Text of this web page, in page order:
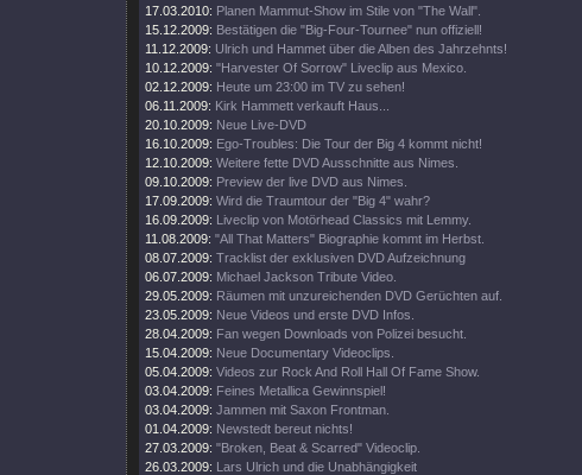
17.03.2010: Planen Mammut-Show im Stile von "The Wall".
15.12.2009: Bestätigen die "Big-Four-Tournee" nun offiziell!
11.12.2009: Ulrich und Hammet über die Alben des Jahrzehnts!
10.12.2009: "Harvester Of Sorrow" Liveclip aus Mexico.
02.12.2009: Heute um 23:00 im TV zu sehen!
06.11.2009: Kirk Hammett verkauft Haus...
20.10.2009: Neue Live-DVD
16.10.2009: Ego-Troubles: Die Tour der Big 4 kommt nicht!
12.10.2009: Weitere fette DVD Ausschnitte aus Nimes.
09.10.2009: Preview der live DVD aus Nimes.
17.09.2009: Wird die Traumtour der "Big 4" wahr?
16.09.2009: Liveclip von Motörhead Classics mit Lemmy.
11.08.2009: "All That Matters" Biographie kommt im Herbst.
08.07.2009: Tracklist der exklusiven DVD Aufzeichnung
06.07.2009: Michael Jackson Tribute Video.
29.05.2009: Räumen mit unzureichenden DVD Gerüchten auf.
23.05.2009: Neue Videos und erste DVD Infos.
28.04.2009: Fan wegen Downloads von Polizei besucht.
15.04.2009: Neue Documentary Videoclips.
05.04.2009: Videos zur Rock And Roll Hall Of Fame Show.
03.04.2009: Feines Metallica Gewinnspiel!
03.04.2009: Jammen mit Saxon Frontman.
01.04.2009: Newstedt bereut nichts!
27.03.2009: "Broken, Beat & Scarred" Videoclip.
26.03.2009: Lars Ulrich und die Unabhängigkeit